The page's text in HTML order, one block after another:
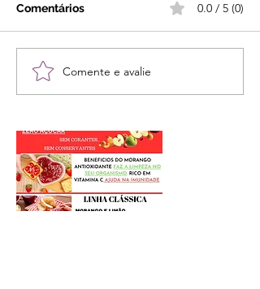
Comentários 0.0 / 5 (0)
Comente e avalie